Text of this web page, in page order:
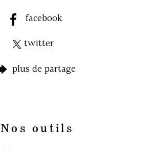
facebook
twitter
plus de partage
Nos outils